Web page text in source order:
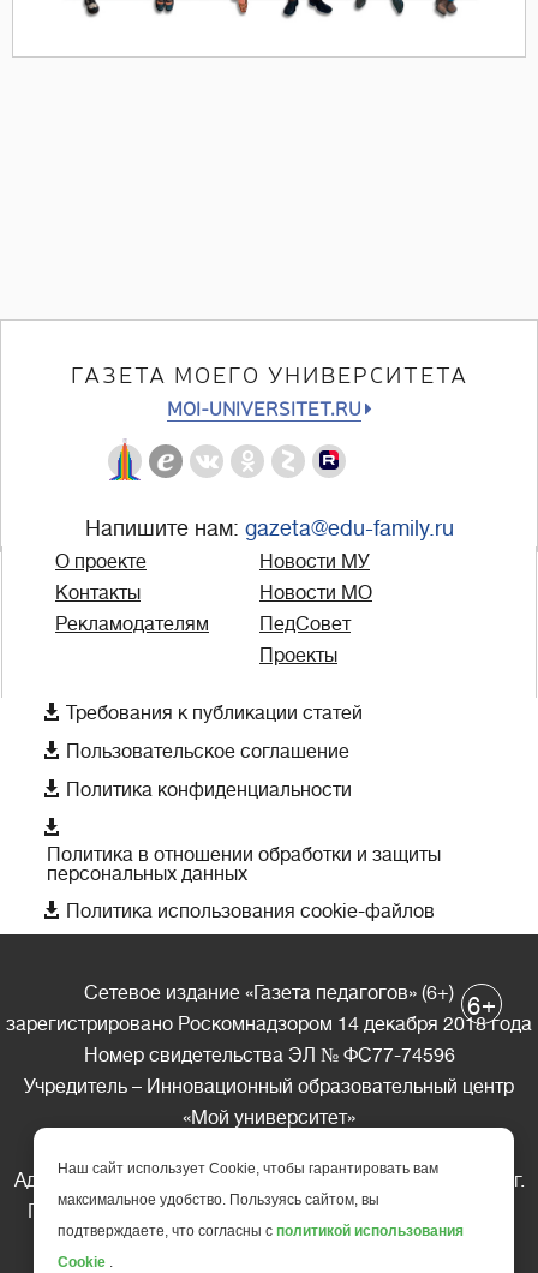
ГАЗЕТА МОЕГО УНИВЕРСИТЕТА
MOI-UNIVERSITET.RU
Напишите нам: gazeta@edu-family.ru
О проекте
Контакты
Рекламодателям
Новости МУ
Новости МО
ПедСовет
Проекты
 Требования к публикации статей
 Пользовательское соглашение
 Политика конфиденциальности

Политика в отношении обработки и защиты
персональных данных
 Политика использования cookie-файлов
Сетевое издание «Газета педагогов» (6+)
зарегистрировано Роскомнадзором 14 декабря 2018 года
Номер свидетельства ЭЛ № ФС77-74596
Учредитель – Инновационный образовательный центр
«Мой университет»
Адрес редакции: 185035 Россия, Республика Карелия, г.
Петрозаводск, ул. Фридриха Энгельса д.10, офис 211
Телефон редакции: +7 (499) 685-10-45
6+
Наш сайт использует Cookie, чтобы гарантировать вам
максимальное удобство. Пользуясь сайтом, вы
подтверждаете, что согласны с политикой использования
Cookie .